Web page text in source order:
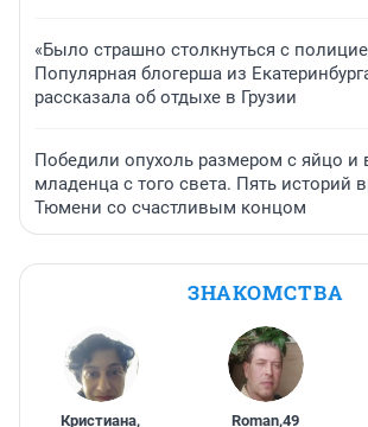
«Было страшно столкнуться с
Популярная блогерша из
рассказала об отдыхе в Грузии
Победили опухоль размером с яйцо
младенца с того света. Пять историй
Тюмени со счастливым концом
ЗНАКОМСТВА
Кристиана,
Roman,49